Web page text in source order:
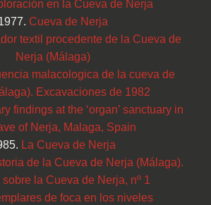
en la Cueva de Nerja
Cueva de Nerja
textil procedente de la Cueva de
Nerja (Málaga)
malacologica de la cueva de
Excavaciones de 1982
findings at the ‘organ’ sanctuary in
of Nerja, Malaga, Spain
La Cueva de Nerja
de la Cueva de Nerja (Málaga).
la Cueva de Nerja, nº 1
de foca en los niveles